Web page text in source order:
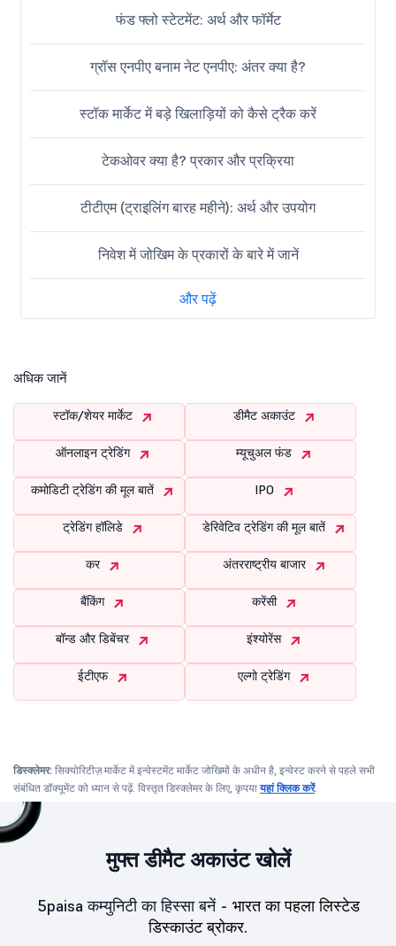
फंड फ्लो स्टेटमेंट: अर्थ और फॉर्मेट
ग्रॉस एनपीए बनाम नेट एनपीए: अंतर क्या है?
स्टॉक मार्केट में बड़े खिलाड़ियों को कैसे ट्रैक करें
टेकओवर क्या है? प्रकार और प्रक्रिया
टीटीएम (ट्राइलिंग बारह महीने): अर्थ और उपयोग
निवेश में जोखिम के प्रकारों के बारे में जानें
और पढ़ें
अधिक जानें
स्टॉक/शेयर मार्केट डीमैट अकाउंट
ऑनलाइन ट्रेडिंग म्यूचुअल फंड
कमोडिटी ट्रेडिंग की मूल बातें IPO
ट्रेडिंग हॉलिडे डेरिवेटिव ट्रेडिंग की मूल बातें
कर अंतरराष्ट्रीय बाजार
बैंकिंग करेंसी
बॉन्ड और डिबेंचर इंश्योरेंस
ईटीएफ एल्गो ट्रेडिंग
डिस्क्लेमर: सिक्योरिटीज़ मार्केट में इन्वेस्टमेंट मार्केट जोखिमों के अधीन है, इन्वेस्ट करने से पहले सभी
संबंधित डॉक्यूमेंट को ध्यान से पढ़ें. विस्तृत डिस्क्लेमर के लिए, कृपयायहां क्लिक करें.
मुफ्त डीमैट अकाउंट खोलें
5paisa कम्युनिटी का हिस्सा बनें - भारत का पहला लिस्टेड
डिस्काउंट ब्रोकर.